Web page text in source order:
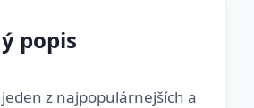
popis
z najpopulárnejších a